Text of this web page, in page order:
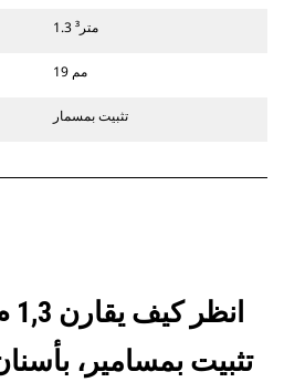
1.3 متر³
19 مم
تثبيت بمسمار
تثبيت بمسامير،